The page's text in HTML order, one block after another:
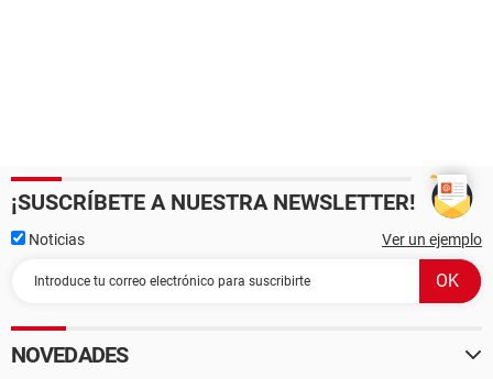
¡SUSCRÍBETE A NUESTRA NEWSLETTER!
Noticias Ver un ejemplo
NOVEDADES